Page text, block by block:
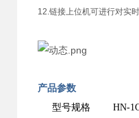
12.链接上位机可进行对实
产品参数
型号规格
HN-